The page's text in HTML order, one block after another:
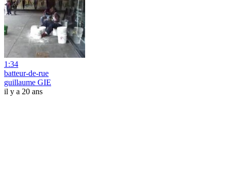
1:34
batteur-de-rue
guillaume GIE
il y a 20 ans